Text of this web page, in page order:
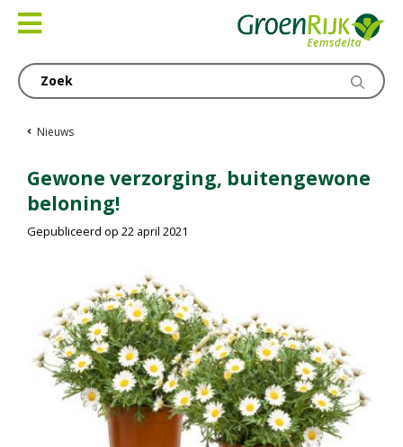
naar
Nieuws
Gewone verzorging, buitengewone
beloning!
Gepubliceerd op 22 april 2021